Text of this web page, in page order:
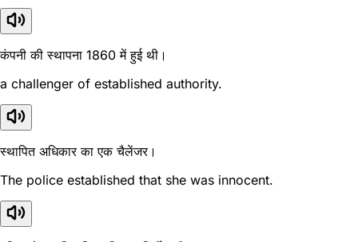
कंपनी की स्थापना 1860 में हुई थी।
a challenger of established authority.
स्थापित अधिकार का एक चैलेंजर।
The police established that she was innocent.